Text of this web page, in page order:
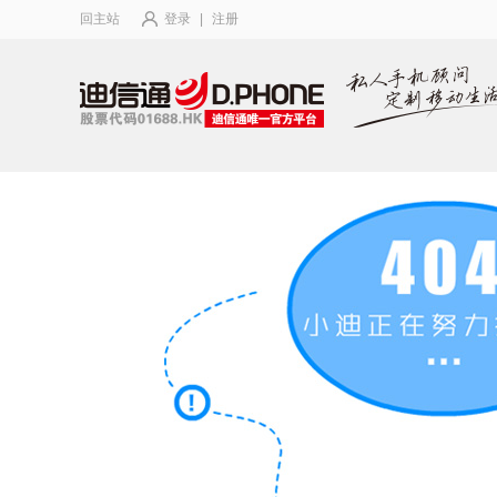
回主站 登录 注册